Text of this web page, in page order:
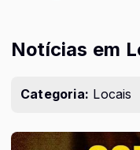
Notícias em
Categoria: Locais